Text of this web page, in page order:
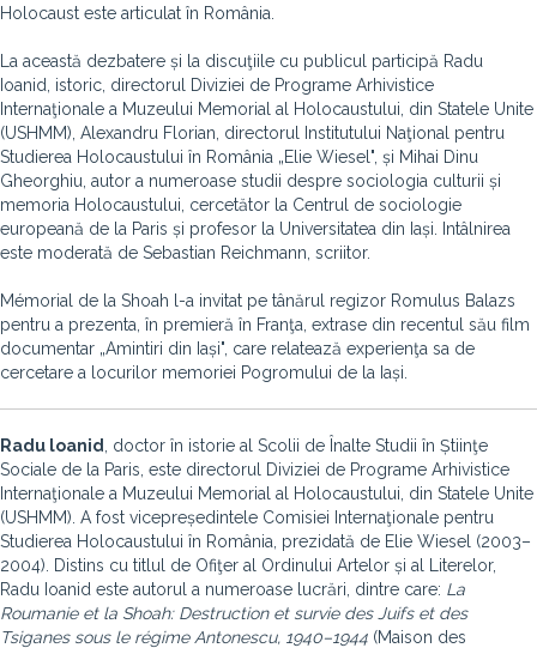
Holocaust este articulat în România.
La această dezbatere și la discuţiile cu publicul participă Radu
Ioanid, istoric, directorul Diviziei de Programe Arhivistice
Internaţionale a Muzeului Memorial al Holocaustului, din Statele Unite
(USHMM), Alexandru Florian, directorul Institutului Naţional pentru
Studierea Holocaustului în România „Elie Wiesel", și Mihai Dinu
Gheorghiu, autor a numeroase studii despre sociologia culturii și
memoria Holocaustului, cercetător la Centrul de sociologie
europeană de la Paris și profesor la Universitatea din Iași. Intâlnirea
este moderată de Sebastian Reichmann, scriitor.
Mémorial de la Shoah l-a invitat pe tânărul regizor Romulus Balazs
pentru a prezenta, în premieră în Franţa, extrase din recentul său film
documentar „Amintiri din Iași", care relatează experienţa sa de
cercetare a locurilor memoriei Pogromului de la Iași.
Radu loanid
, doctor în istorie al Scolii de Înalte Studii în Știinţe
Sociale de la Paris, este directorul Diviziei de Programe Arhivistice
Internaţionale a Muzeului Memorial al Holocaustului, din Statele Unite
(USHMM). A fost vicepreședintele Comisiei Internaţionale pentru
Studierea Holocaustului în România, prezidată de Elie Wiesel (2003–
2004). Distins cu titlul de Ofiţer al Ordinului Artelor și al Literelor,
Radu Ioanid este autorul a numeroase lucrări, dintre care: La
Roumanie et la Shoah: Destruction et survie des Juifs et des
Tsiganes sous le régime Antonescu, 1940–1944 (Maison des